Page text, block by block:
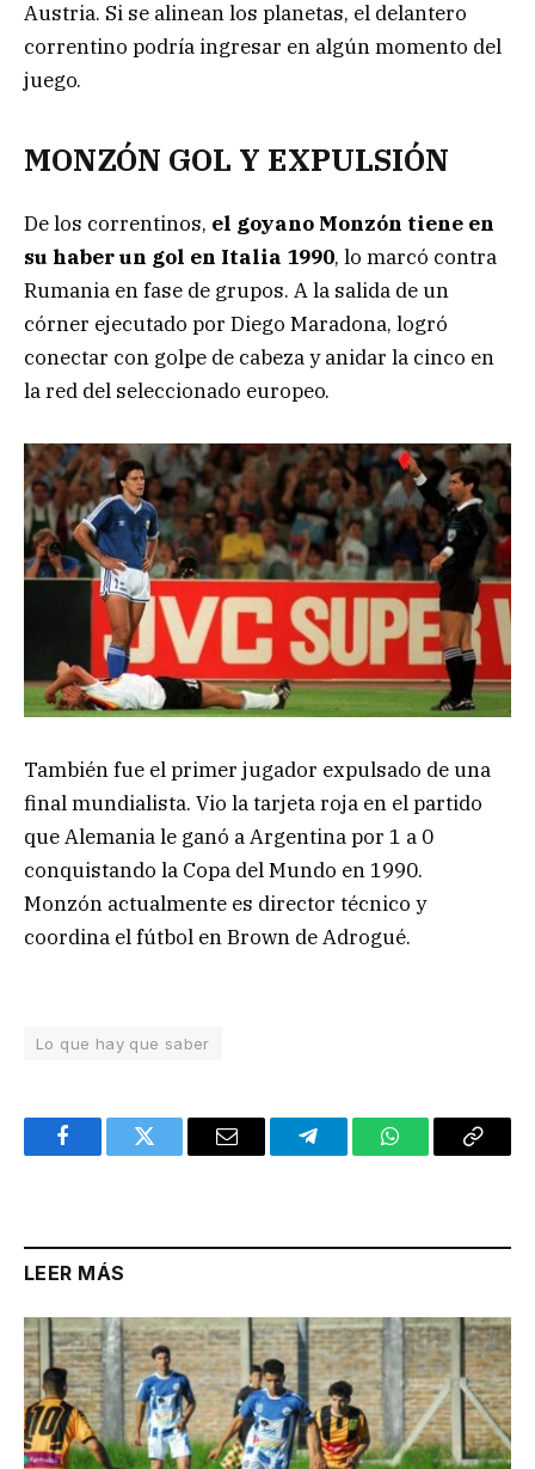
Austria. Si se alinean los planetas, el delantero
correntino podría ingresar en algún momento del
juego.
MONZÓN GOL Y EXPULSIÓN
De los correntinos, el goyano Monzón tiene en
su haber un gol en Italia 1990, lo marcó contra
Rumania en fase de grupos. A la salida de un
córner ejecutado por Diego Maradona, logró
conectar con golpe de cabeza y anidar la cinco en
la red del seleccionado europeo.
También fue el primer jugador expulsado de una
final mundialista. Vio la tarjeta roja en el partido
que Alemania le ganó a Argentina por 1 a 0
conquistando la Copa del Mundo en 1990.
Monzón actualmente es director técnico y
coordina el fútbol en Brown de Adrogué.
Lo que hay que saber
FacebookTwitter Email TelegramWhatsAppCopy
LEER MÁS